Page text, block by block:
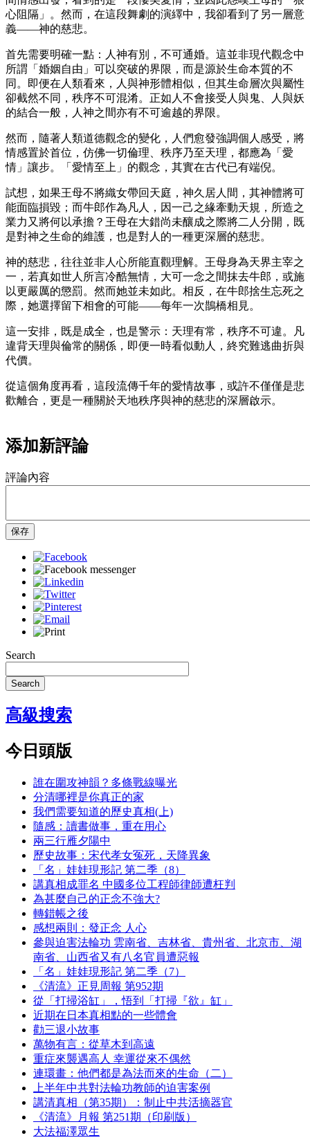
心阻隔」。然而，在這段舞劇的演繹中，我卻看到了另一層意
義——神的慈悲。
首先需要明確一點：人神有別，不可通婚。這並非現代觀念中
所謂「婚姻自由」可以突破的界限，而是源於生命本質的不
同。即便在人類看來，人與神形體相似，但其生命層次與屬性
卻截然不同，秩序不可混淆。正如人不會接受人與鬼、人與妖
的結合一般，人神之間亦有不可逾越的界限。
然而，隨著人類道德觀念的變化，人們愈發強調個人感受，將
情感置於首位，仿佛一切倫理、秩序乃至天理，都應為「愛
情」讓步。「愛情至上」的觀念，其實在古代已有端倪。
試想，如果王母不將織女帶回天庭，神久居人間，其神體將可
能面臨損毀；而牛郎作為凡人，因一己之緣牽動天規，所造之
業力又將何以承擔？王母在大錯尚未釀成之際將二人分開，既
是對神之生命的維護，也是對人的一種更深層的慈悲。
神的慈悲，往往並非人心所能直觀理解。王母身為天界主宰之
一，若真如世人所言冷酷無情，大可一念之間抹去牛郎，或施
以更嚴厲的懲罰。然而她並未如此。相反，在牛郎捨生忘死之
際，她選擇留下相會的可能——每年一次鵲橋相見。
這一安排，既是成全，也是警示：天理有常，秩序不可違。凡
違背天理與倫常的關係，即便一時看似動人，終究難逃曲折與
代價。
從這個角度再看，這段流傳千年的愛情故事，或許不僅僅是悲
歡離合，更是一種關於天地秩序與神的慈悲的深層啟示。
添加新評論
評論內容
保存
Search
Search
高級搜索
今日頭版
誰在圍攻神韻？多條戰線曝光
分清哪裡是你真正的家
我們需要知道的歷史真相(上)
隨感：讀書做事，重在用心
兩三行雁夕陽中
歷史故事：宋代孝女冤死，天降異象
「名」娃娃現形記 第二季（8）
講真相成罪名 中國多位工程師律師遭枉判
為甚麼自己的正念不強大?
轉錯帳之後
感想兩則：發正念 人心
參與迫害法輪功 雲南省、吉林省、貴州省、北京市、湖
南省、山西省又有八名官員遭惡報
「名」娃娃現形記 第二季（7）
《清流》正見周報 第952期
從「打掃浴缸」，悟到「打掃『欲』缸」
近期在日本真相點的一些體會
勸三退小故事
萬物有言：從草木到高遠
重症來襲遇高人 幸運從來不偶然
連環畫：他們都是為法而來的生命（二）
上半年中共對法輪功教師的迫害案例
講清真相（第35期）：制止中共活摘器官
《清流》月報 第251期（印刷版）
大法福澤眾生